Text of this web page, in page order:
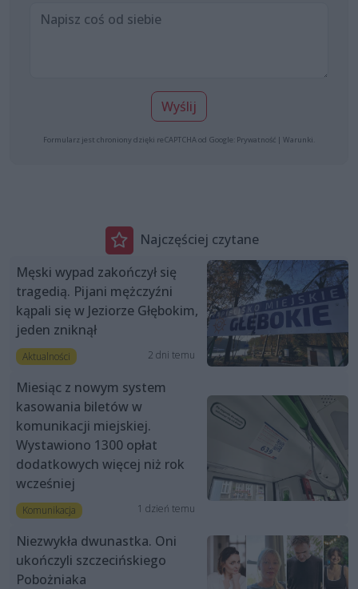
Wyślij
Formularz jest chroniony dzięki reCAPTCHA od Google: Prywatność | Warunki
Najczęściej czytane
Męski wypad zakończył się
tragedią. Pijani mężczyźni
kąpali się w Jeziorze Głębokim,
jeden zniknął
Aktualności 2 dni temu
Miesiąc z nowym system
kasowania biletów w
komunikacji miejskiej.
Wystawiono 1300 opłat
dodatkowych więcej niż rok
wcześniej
Komunikacja 1 dzień temu
Niezwykła dwunastka. Oni
ukończyli szczecińskiego
Pobożniaka